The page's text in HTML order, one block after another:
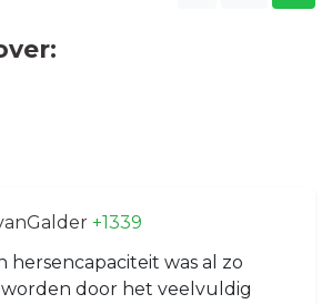
+1339
hersencapaciteit was al zo
door het veelvuldig